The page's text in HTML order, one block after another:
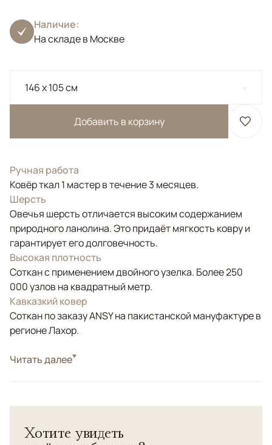
Наличие:
На складе в Москве
146 x 105 см
Добавить в корзину
Ручная работа
Ковёр ткал 1 мастер в течение 3 месяцев.
Шерсть
Овечья шерсть отличается высоким содержанием
природного ланолина. Это придаёт мягкость ковру и
гарантирует его долговечность.
Высокая плотность
Соткан с применением двойного узелка. Более 250
000 узлов на квадратный метр.
Кавказкий ковер
Соткан по заказу ANSY на пакистанской мануфактуре в
регионе Лахор.
СтильКлассические
соблюдением старинной технологии ручного
Читать далее
Хотите увидеть